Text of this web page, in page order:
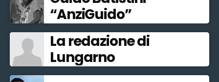
“AnziGuido”
La redazione di
Lungarno